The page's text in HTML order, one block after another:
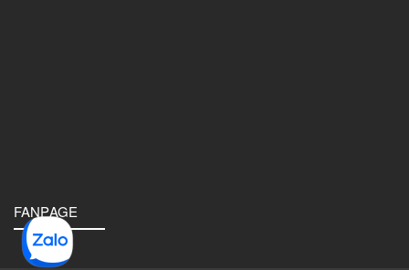
FANPAGE